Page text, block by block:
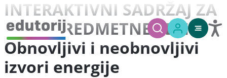
INTERAKTIVNI SADRŽAJ ZA
MEĐUPREDMETNE TEME -
Obnovljivi i neobnovljivi
izvori energije